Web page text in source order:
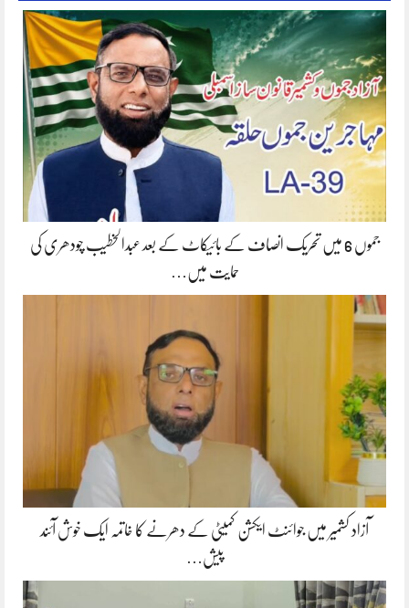
جموں 6 میں تحریک انصاف کے بائیکاٹ کے بعد عبدالخطیب چودھری کی
حمایت میں…
آزاد کشمیر میں جوائنٹ ایکشن کمیٹی کے دھرنے کا خاتمہ ایک خوش آئند
پیش…